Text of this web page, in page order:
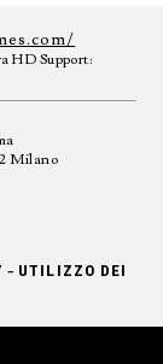
HD Support:
Milano
- UTILIZZO DEI